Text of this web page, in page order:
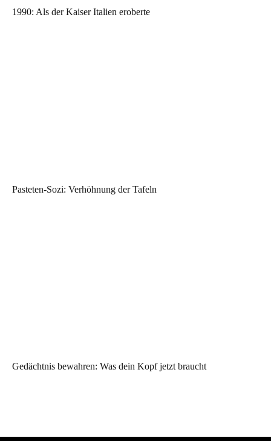
1990: Als der Kaiser Italien eroberte
Pasteten-Sozi: Verhöhnung der Tafeln
Gedächtnis bewahren: Was dein Kopf jetzt braucht